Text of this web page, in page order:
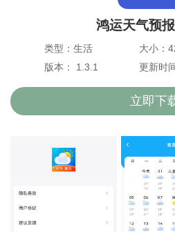
鸿运天气预
类型：生活
大小：
版本： 1.3.1
更新时
立即下